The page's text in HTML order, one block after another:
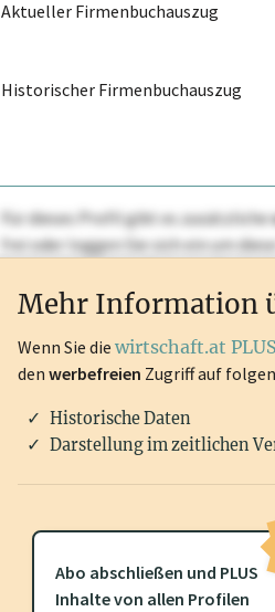
Aktueller Firmenbuchauszug
Historischer Firmenbuchauszug
Für dieses Profil gibt es zusätzliche
frei oder loggen Sie sich ein um
Mehr Information
Wenn Sie die wirtschaft.at
den werbefreien Zugriff auf
Historische Daten
Darstellung im zeitlichen
Abo abschließen und PLUS
Inhalte von allen Profilen